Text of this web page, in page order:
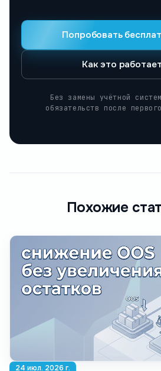
Попробовать
Как это работает
Без замены учётной
обязательств после
Похожие
24 июл. 2026 г.